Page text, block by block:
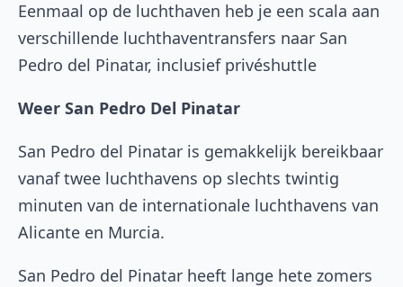
Eenmaal op de luchthaven heb je een scala aan
verschillende luchthaventransfers naar San
Pedro del Pinatar, inclusief privéshuttle
Weer San Pedro Del Pinatar
San Pedro del Pinatar is gemakkelijk bereikbaar
vanaf twee luchthavens op slechts twintig
minuten van de internationale luchthavens van
Alicante en Murcia.
San Pedro del Pinatar heeft lange hete zomers